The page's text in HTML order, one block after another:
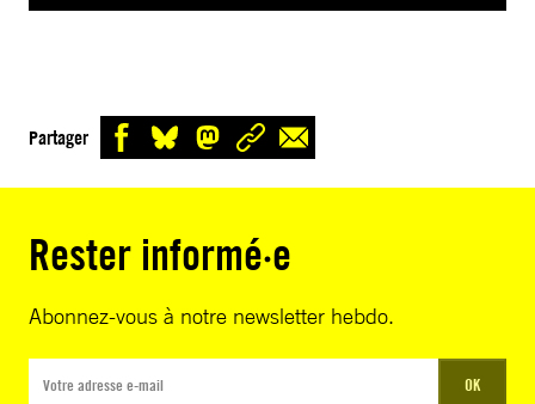
Partager
Rester informé·e
Abonnez-vous à notre newsletter hebdo.
OK